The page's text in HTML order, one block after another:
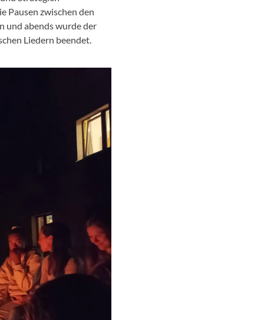
Pausen zwischen den
und abends wurde der
Liedern beendet.